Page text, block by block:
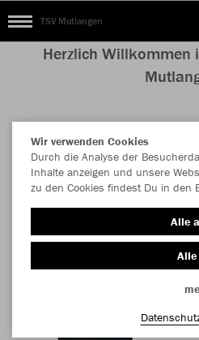
TSV Mutlangen
Herzlich Willkommen
Nachhaltig
Wir verwenden Cookies
Durch die Analyse der
Inhalte anzeigen und unsere
zu den Cookies findest Du in den
Alle
Alle